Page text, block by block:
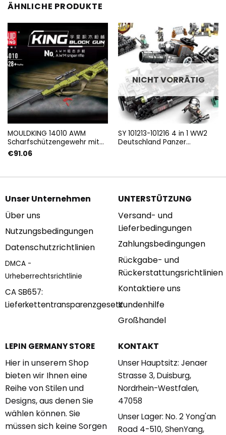
ÄHNLICHE PRODUKTE
MOULDKING 14010 AWM
Scharfschützengewehr mit
1628 Teilen
€91.06
NICHT VORRÄTIG
SY 101213-101216 4 in 1 WW2
Deutschland Panzer
Unser Unternehmen
Über uns
Nutzungsbedingungen
Datenschutzrichtlinien
DMCA -
Urheberrechtsrichtlinie
CA SB657:
Lieferkettentransparenzgesetz
UNTERSTÜTZUNG
Versand- und
Lieferbedingungen
Zahlungsbedingungen
Rückgabe- und
Rückerstattungsrichtlinien
Kontaktiere uns
Kundenhilfe
Großhandel
LEPIN GERMANY STORE
Hier in unserem Shop
bieten wir Ihnen eine
Reihe von Stilen und
Designs, aus denen Sie
wählen können. Sie
müssen sich keine Sorgen
KONTAKT
Unser Hauptsitz: Jenaer
Strasse 3, Duisburg,
Nordrhein-Westfalen,
47058
Unser Lager: No. 2 Yong'an
Road 4-510, ShenYang,